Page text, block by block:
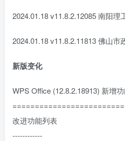
2024.01.18 v11.8.2.12085 南阳理
2024.01.18 v11.8.2.11813 佛山市
新版变化
WPS Office (12.8.2.18913) 新增
改进功能列表
------------